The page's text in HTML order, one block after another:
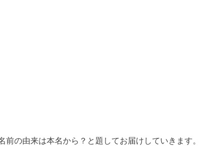
の由来は本名から？と題してお届けしていきます。